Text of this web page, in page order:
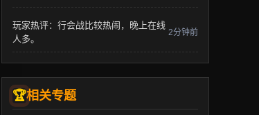
玩家热评：行会战比较热闹，晚上在线
人多。
2分钟前
相关专题